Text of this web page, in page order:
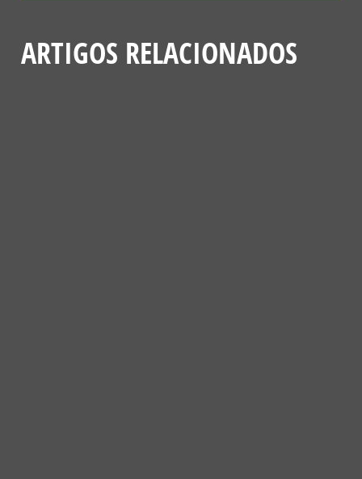
ARTIGOS RELACIONADOS